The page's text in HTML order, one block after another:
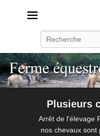
Plusieurs
Arrêt de l'élevage
nos chevaux sont